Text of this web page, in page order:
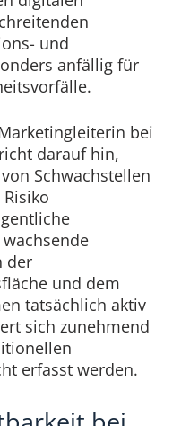
und
anfällig für
bei
darauf hin,
Schwachstellen
der
und dem
tatsächlich aktiv
sich zunehmend
erfasst werden.